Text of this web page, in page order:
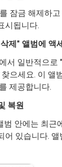
잠금 해제하
시됩니다.
제" 앨범에 액
서 일반적으로
으세요. 이 앨
제공합니다.
복원
범 안에는 최근
어 있습니다.